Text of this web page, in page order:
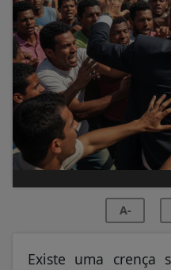
A-
Existe uma crença